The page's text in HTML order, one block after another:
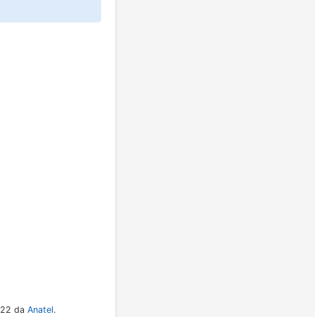
da Anatel.